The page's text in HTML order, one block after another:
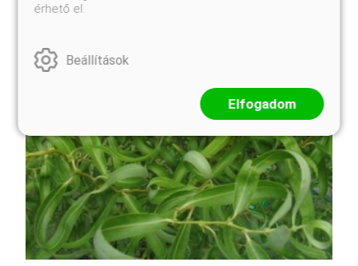
érhető el.
Beállítások
Elfogadom